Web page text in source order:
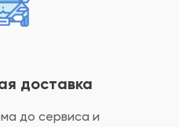
доставка
до сервиса и